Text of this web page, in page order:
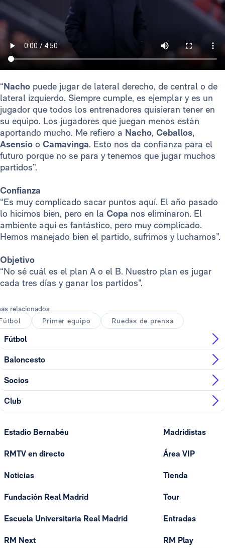
“Nacho puede jugar de lateral derecho, de central o de
lateral izquierdo. Siempre cumple, es ejemplar y es un
jugador que todos los entrenadores quisieran tener en
su equipo. Los jugadores que juegan menos están
aportando mucho. Me refiero a Nacho, Ceballos,
Asensio o Camavinga. Esto nos da confianza para el
futuro porque no se para y tenemos que jugar muchos
partidos”.
Confianza
“Es muy complicado sacar puntos aquí. El año pasado
lo hicimos bien, pero en la Copa nos eliminaron. El
ambiente aquí es fantástico, pero muy complicado.
Hemos manejado bien el partido, sufrimos y luchamos”.
Objetivo
“No sé cuál es el plan A o el B. Nuestro plan es jugar
cada tres días y ganar los partidos”.
relacionados
Primer equipo Ruedas de prensa
Fútbol
Baloncesto
Socios
Club
Estadio Bernabéu
RMTV en directo
Noticias
Fundación Real Madrid
Escuela Universitaria Real Madrid
RM Next
Madridistas
Área VIP
Tienda
Tour
Entradas
RM Play